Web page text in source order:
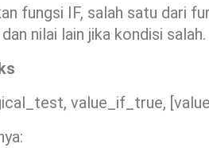
fungsi IF, salah satu dari
nilai lain jika kondisi salah.
value_if_true,